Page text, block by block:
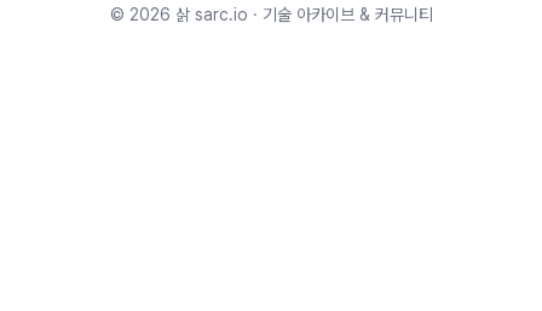
© 2026 삵 sarc.io · 기술 아카이브 & 커뮤니티